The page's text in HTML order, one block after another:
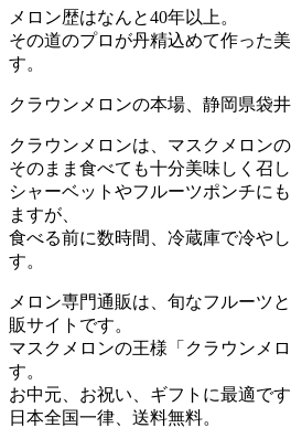
メロン歴はなんと40年以上。
その道のプロが丹精込めて作った
す。
クラウンメロンの本場、静岡県袋
クラウンメロンは、マスクメロンの
そのまま食べても十分美味しく召し
シャーベットやフルーツポンチに
ますが、
食べる前に数時間、冷蔵庫で冷や
す。
メロン専門通販は、旬なフルーツ
販サイトです。
マスクメロンの王様「クラウンメ
す。
お中元、お祝い、ギフトに最適です
日本全国一律、送料無料。